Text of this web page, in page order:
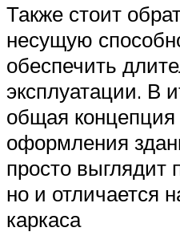
Также стоит
несущую
обеспечить
эксплуатации. В
общая концепция
оформления
просто выглядит
но и отличается
каркаса